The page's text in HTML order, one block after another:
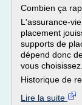
Combien ça
L'assurance-
placement
supports de
dépend donc
vous choisissez.
Historique de
Lire la suite